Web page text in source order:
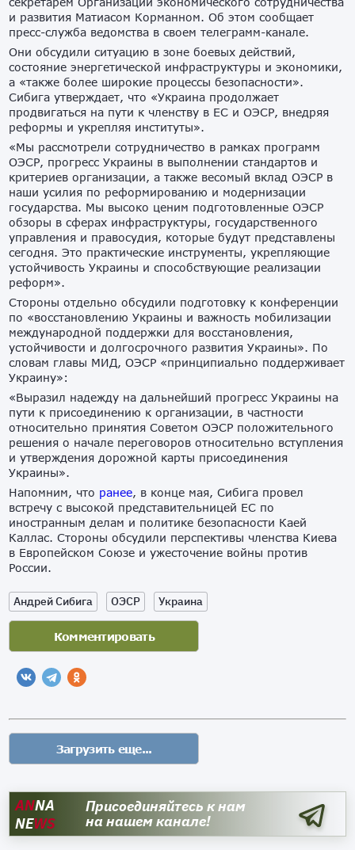
и развития Матиасом Корманном. Об этом сообщает
пресс-служба ведомства в своем телеграмм-канале.
Они обсудили ситуацию в зоне боевых действий,
состояние энергетической инфраструктуры и экономики,
а «также более широкие процессы безопасности».
Сибига утверждает, что «Украина продолжает
продвигаться на пути к членству в ЕС и ОЭСР, внедряя
реформы и укрепляя институты».
«Мы рассмотрели сотрудничество в рамках программ
ОЭСР, прогресс Украины в выполнении стандартов и
критериев организации, а также весомый вклад ОЭСР в
наши усилия по реформированию и модернизации
государства. Мы высоко ценим подготовленные ОЭСР
обзоры в сферах инфраструктуры, государственного
управления и правосудия, которые будут представлены
сегодня. Это практические инструменты, укрепляющие
устойчивость Украины и способствующие реализации
реформ».
Стороны отдельно обсудили подготовку к конференции
по «восстановлению Украины и важность мобилизации
международной поддержки для восстановления,
устойчивости и долгосрочного развития Украины». По
словам главы МИД, ОЭСР «принципиально поддерживает
Украину»:
«Выразил надежду на дальнейший прогресс Украины на
пути к присоединению к организации, в частности
относительно принятия Советом ОЭСР положительного
решения о начале переговоров относительно вступления
и утверждения дорожной карты присоединения
Украины».
Напомним, что ранее, в конце мая, Сибига провел
встречу с высокой представительницей ЕС по
иностранным делам и политике безопасности Каей
Каллас. Стороны обсудили перспективы членства Киева
в Европейском Союзе и ужесточение войны против
России.
Андрей Сибига ОЭСР Украина
ANNA
NEWS
Присоединяйтесь к нам
на нашем канале!